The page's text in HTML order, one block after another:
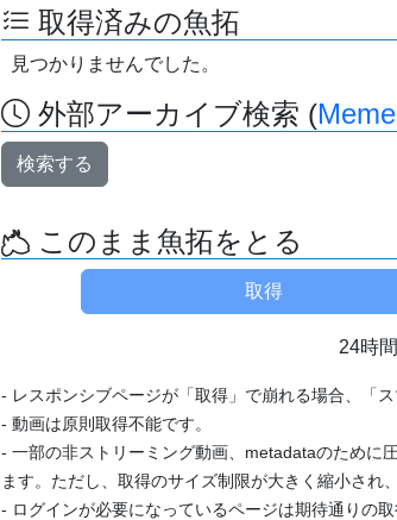
取得済みの魚拓
見つかりませんでした。
外部アーカイブ検索 (
検索する
このまま魚拓をとる
24時
- レスポンシブページが「取得」で崩れる場合、「ス
- 動画は原則取得不能です。
- 一部の非ストリーミング動画、metadataのために
ます。ただし、取得のサイズ制限が大きく縮小され
- ログインが必要になっているページは期待通りの